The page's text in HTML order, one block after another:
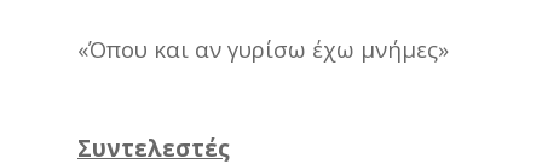
«Όπου και αν γυρίσω έχω μνήμες»
Συντελεστές